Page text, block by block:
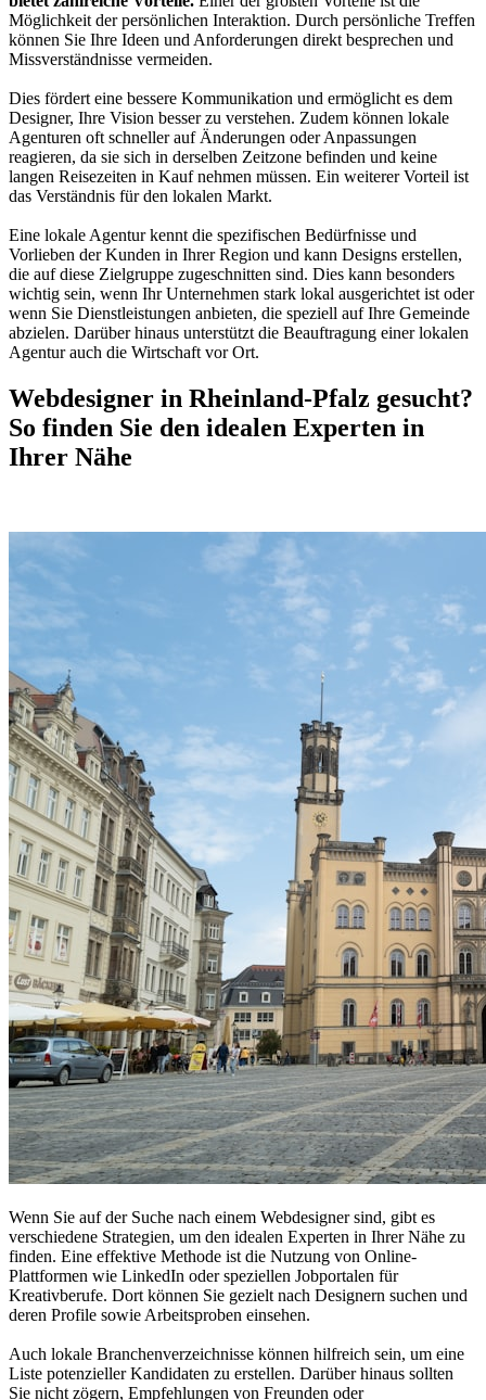
Möglichkeit der persönlichen Interaktion. Durch persönliche Treffen
können Sie Ihre Ideen und Anforderungen direkt besprechen und
Missverständnisse vermeiden.
Dies fördert eine bessere Kommunikation und ermöglicht es dem
Designer, Ihre Vision besser zu verstehen. Zudem können lokale
Agenturen oft schneller auf Änderungen oder Anpassungen
reagieren, da sie sich in derselben Zeitzone befinden und keine
langen Reisezeiten in Kauf nehmen müssen. Ein weiterer Vorteil ist
das Verständnis für den lokalen Markt.
Eine lokale Agentur kennt die spezifischen Bedürfnisse und
Vorlieben der Kunden in Ihrer Region und kann Designs erstellen,
die auf diese Zielgruppe zugeschnitten sind. Dies kann besonders
wichtig sein, wenn Ihr Unternehmen stark lokal ausgerichtet ist oder
wenn Sie Dienstleistungen anbieten, die speziell auf Ihre Gemeinde
abzielen. Darüber hinaus unterstützt die Beauftragung einer lokalen
Agentur auch die Wirtschaft vor Ort.
Webdesigner in Rheinland-Pfalz gesucht?
So finden Sie den idealen Experten in
Ihrer Nähe
Wenn Sie auf der Suche nach einem Webdesigner sind, gibt es
verschiedene Strategien, um den idealen Experten in Ihrer Nähe zu
finden. Eine effektive Methode ist die Nutzung von Online-
Plattformen wie LinkedIn oder speziellen Jobportalen für
Kreativberufe. Dort können Sie gezielt nach Designern suchen und
deren Profile sowie Arbeitsproben einsehen.
Auch lokale Branchenverzeichnisse können hilfreich sein, um eine
Liste potenzieller Kandidaten zu erstellen. Darüber hinaus sollten
Sie nicht zögern, Empfehlungen von Freunden oder